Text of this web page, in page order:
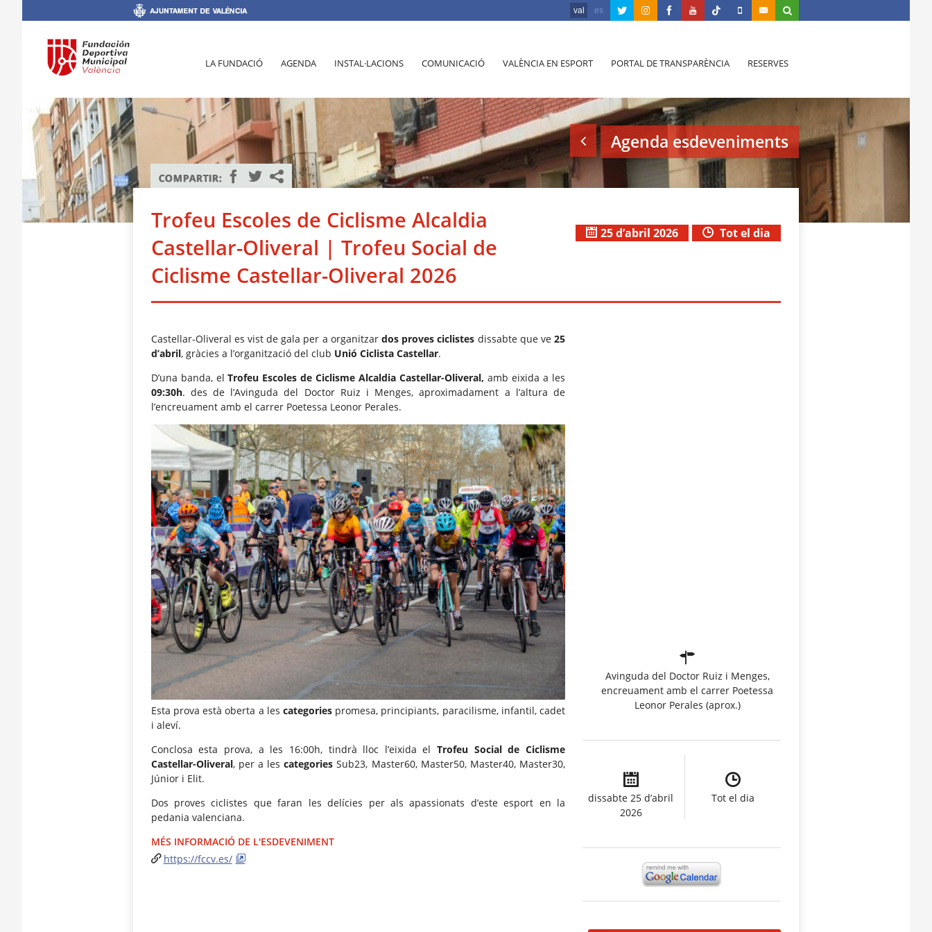
val es
LA FUNDACIÓ AGENDA INSTAL·LACIONS COMUNICACIÓ VALÈNCIA EN ESPORT PORTAL DE TRANSPARÈNCIA RESERVES
Agenda esdeveniments
Trofeu Escoles de Ciclisme Alcaldia
Castellar-Oliveral | Trofeu Social de
Ciclisme Castellar-Oliveral 2026
Tot el dia
25 d’abril 2026
Castellar-Oliveral es vist de gala per a organitzardos proves ciclistes dissabte que ve25
d’abril, gràcies a l’organització del club Unió Ciclista Castellar.
D’una banda, elTrofeu Escoles de Ciclisme Alcaldia Castellar-Oliveral, amb eixida a les
09:30h. des de l’Avinguda del Doctor Ruiz i Menges, aproximadament a l’altura de
l’encreuament amb el carrer Poetessa Leonor Perales.
Esta prova està oberta a les categoriespromesa, principiants, paracilisme, infantil, cadet
i aleví.
Conclosa esta prova, a les 16:00h, tindrà lloc l’eixida elTrofeu Social de Ciclisme
Castellar-Oliveral, per a lescategories Sub23, Master60, Master50, Master40, Master30,
Júnior i Elit.
Dos proves ciclistes que faran les delícies per als apassionats d’este esport en la
pedania valenciana.
MÉS INFORMACIÓ DE L'ESDEVENIMENT
https://fccv.es/
Avinguda del Doctor Ruiz i Menges,
encreuament amb el carrer Poetessa
Leonor Perales (aprox.)
dissabte 25 d’abril
2026
Tot el dia